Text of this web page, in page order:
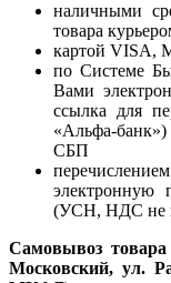
наличными
товара
картой VISA,
по Системе
Вами
ссылка для
«Альфа-
СБП
электронную
(УСН, НДС не
Самовывоз товара
Московский, ул.